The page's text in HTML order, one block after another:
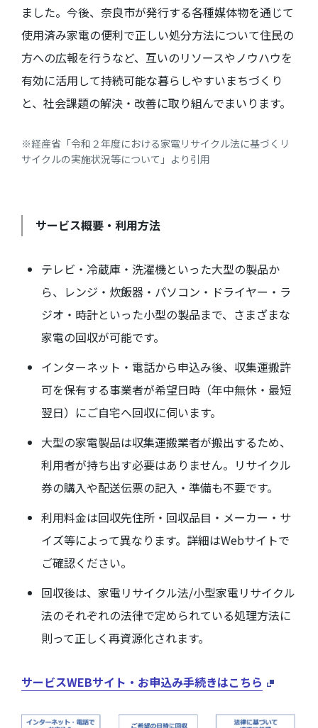
ました。今後、奈良市が発行する各種媒体物を通じて
使用済み家電の便利で正しい処分方法について住民の
方への広報を行うなど、互いのリソースやノウハウを
有効に活用して持続可能な暮らしやすいまちづくり
と、社会課題の解決・改善に取り組んでまいります。
※経産省「令和２年度における家電リサイクル法に基づくリ
サイクルの実施状況等について」より引用
サービス概要・利用方法
テレビ・冷蔵庫・洗濯機といった大型の製品か
ら、レンジ・炊飯器・パソコン・ドライヤー・ラ
ジオ・時計といった小型の製品まで、さまざまな
家電の回収が可能です。
インターネット・電話から申込み後、収集運搬許
可を保有する事業者が希望日時（年中無休・最短
翌日）にご自宅へ回収に伺います。
大型の家電製品は収集運搬業者が搬出するため、
利用者が持ち出す必要はありません。リサイクル
券の購入や配送伝票の記入・準備も不要です。
利用料金は回収先住所・回収品目・メーカー・サ
イズ等によって異なります。詳細はWebサイトで
ご確認ください。
回収後は、家電リサイクル法/小型家電リサイクル
法のそれぞれの法律で定められている処理方法に
則って正しく再資源化されます。
サービスWEBサイト・お申込み手続きはこちら